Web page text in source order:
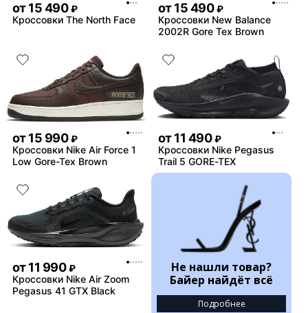
от15 490 ₽
Кроссовки The North Face
от15 490 ₽
Кроссовки New Balance
2002R Gore Tex Brown
от15 990 ₽
Кроссовки Nike Air Force 1
Low Gore-Tex Brown
от11 490 ₽
Кроссовки Nike Pegasus
Trail 5 GORE-TEX
от11 990 ₽
Кроссовки Nike Air Zoom
Pegasus 41 GTX Black
Не нашли товар?
Байер найдёт всё
Подробнее